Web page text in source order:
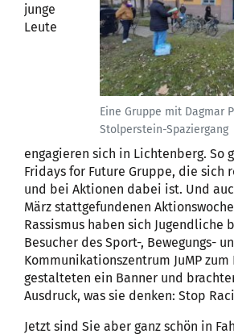
Eine Gruppe mit Dagmar
Stolperstein-Spaziergang
junge
Leute
engagieren sich in Lichtenberg. So
Fridays for Future Gruppe, die sich
und bei Aktionen dabei ist. Und
März stattgefundenen
Rassismus haben sich Jugendliche
Besucher des Sport-, Bewegungs-
Kommunikationszentrum JuMP
gestalteten ein Banner und
Ausdruck, was sie denken: Stop
Jetzt sind Sie aber ganz schön in